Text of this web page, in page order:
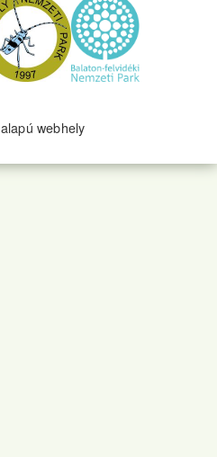
alapú webhely